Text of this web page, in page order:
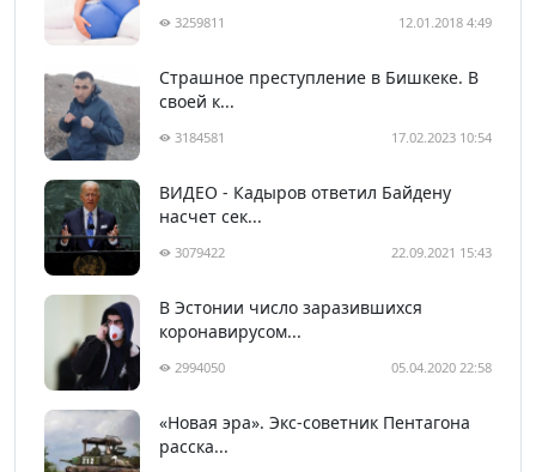
3259811 12.01.2018 4:49
Страшное преступление в Бишкеке. В
своей к...
3184581 17.02.2023 10:54
ВИДЕО - Кадыров ответил Байдену
насчет сек...
3079422 22.09.2021 15:43
В Эстонии число заразившихся
коронавирусом...
2994050 05.04.2020 22:58
«Новая эра». Экс-советник Пентагона
расска...